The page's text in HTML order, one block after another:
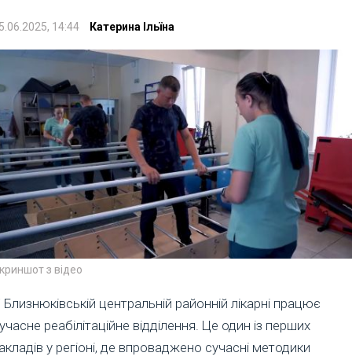
14:44 Катерина Ільїна
з відео
центральній районній лікарні працює
реабілітаційне відділення. Це один із перших
у регіоні, де впроваджено сучасні методики